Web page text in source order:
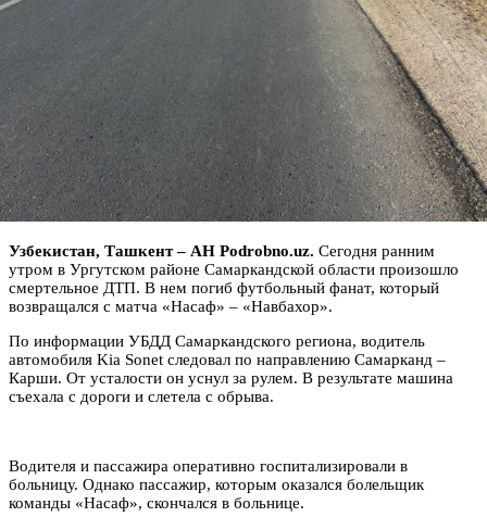
Узбекистан, Ташкент – АН Podrobno.uz. Сегодня ранним
утром в Ургутском районе Самаркандской области произошло
смертельное ДТП. В нем погиб футбольный фанат, который
возвращался с матча «Насаф» – «Навбахор».
По информации УБДД Самаркандского региона, водитель
автомобиля Kia Sonet следовал по направлению Самарканд –
Карши. От усталости он уснул за рулем. В результате машина
съехала с дороги и слетела с обрыва.
Водителя и пассажира оперативно госпитализировали в
больницу. Однако пассажир, которым оказался болельщик
команды «Насаф», скончался в больнице.